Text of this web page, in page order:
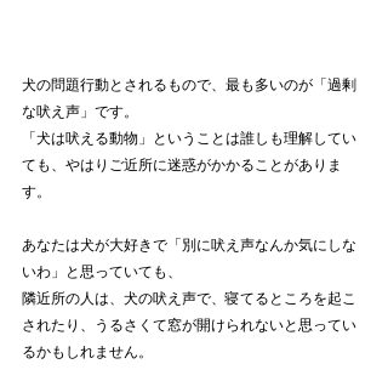
犬の問題行動とされるもので、最も多いのが「過剰
な吠え声」です。
「犬は吠える動物」ということは誰しも理解してい
ても、やはりご近所に迷惑がかかることがありま
す。
あなたは犬が大好きで「別に吠え声なんか気にしな
いわ」と思っていても、
隣近所の人は、犬の吠え声で、寝てるところを起こ
されたり、うるさくて窓が開けられないと思ってい
るかもしれません。